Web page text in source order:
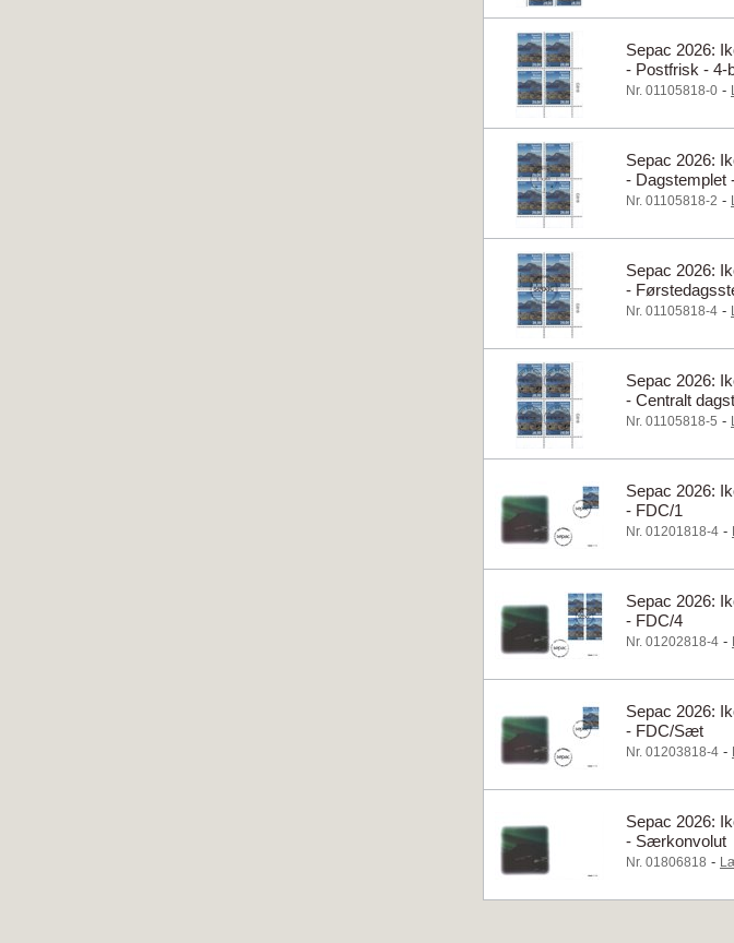
Sepac 2026:
- Postfrisk - 4-
marginal
Nr. 01105818-0 -
Sepac 2026:
- Dagstemplet
marginal
Nr. 01105818-2 -
Sepac 2026:
-
nedre marginal
Nr. 01105818-4 -
Sepac 2026:
- Centralt
nedre marginal
Nr. 01105818-5 -
Sepac 2026:
- FDC/1
Nr. 01201818-4 -
Sepac 2026:
- FDC/4
Nr. 01202818-4 -
Sepac 2026:
- FDC/Sæt
Nr. 01203818-4 -
Sepac 2026:
- Særkonvolut
Nr. 01806818 -